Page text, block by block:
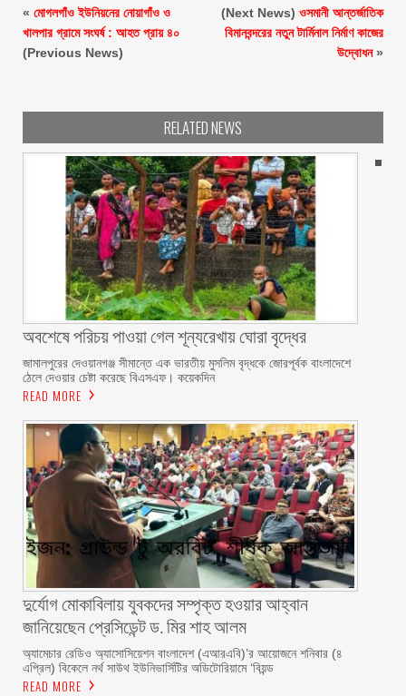
« মোগলগাঁও ইউনিয়নের নোয়াগাঁও ও
খালপার গ্রামে সংঘর্ষ : আহত প্রায় ৪০
(Previous News)
(Next News) ওসমানী আন্তর্জাতিক
বিমানবন্দরের নতুন টার্মিনাল নির্মাণ কাজের
উদ্বোধন»
RELATED NEWS
অবশেষে পরিচয় পাওয়া গেল শূন্যরেখায় ঘোরা বৃদ্ধের
জামালপুরের দেওয়ানগঞ্জ সীমান্তে এক ভারতীয় মুসলিম বৃদ্ধকে জোরপূর্বক বাংলাদেশে
ঠেলে দেওয়ার চেষ্টা করেছে বিএসএফ। কয়েকদিন
READ MORE
দুর্যোগ মোকাবিলায় যুবকদের সম্পৃক্ত হওয়ার আহ্বান
জানিয়েছেন প্রেসিডেন্ট ড. মির শাহ আলম ‎ ‎
অ্যামেচার রেডিও অ্যাসোসিয়েশন বাংলাদেশ (এআরএবি)’র আয়োজনে শনিবার (৪
এপ্রিল) বিকেলে নর্থ সাউথ ইউনিভার্সিটির অডিটোরিয়ামে ‘বিয়ন্ড
READ MORE